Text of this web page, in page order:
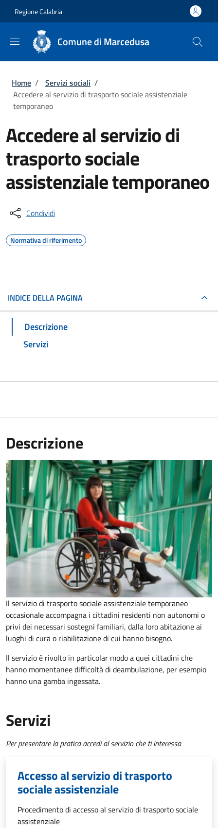
Regione Calabria
Comune di Marcedusa
Briciole di pane
Home / Servizi sociali /
Accedere al servizio di trasporto sociale assistenziale
temporaneo
Accedere al servizio di
trasporto sociale
assistenziale temporaneo
Condividi
Normativa di riferimento
INDICE DELLA PAGINA
Descrizione
Servizi
Descrizione
Il servizio di trasporto sociale assistenziale temporaneo
occasionale accompagna i cittadini residenti non autonomi o
privi dei necessari sostegni familiari, dalla loro abitazione ai
luoghi di cura o riabilitazione di cui hanno bisogno.
Il servizio è rivolto in particolar modo a quei cittadini che
hanno momentanee difficoltà di deambulazione, per esempio
hanno una gamba ingessata.
Servizi
Per presentare la pratica accedi al servizio che ti interessa
Accesso al servizio di trasporto
sociale assistenziale
Procedimento di accesso al servizio di trasporto sociale
assistenziale